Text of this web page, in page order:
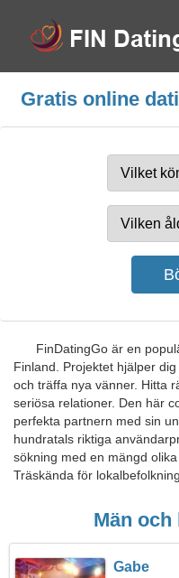
Gratis online
FinDatingGo är en
Finland. Projektet hjälper
och träffa nya vänner. Hitta
seriösa relationer. Den här
perfekta partnern med sin
hundratals riktiga
sökning med en mängd
Träskända för
Män
Gabe